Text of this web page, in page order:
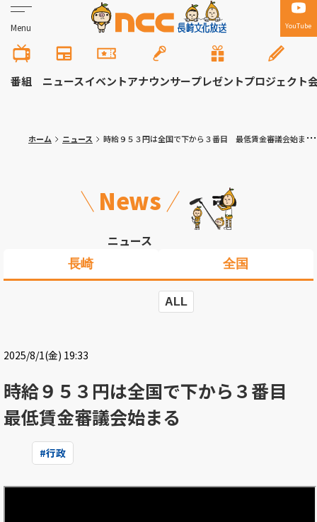
Menu YouTube
番組 ニュースイベントアナウンサープレゼントプロジェクト
ホーム ニュース 時給９５３円は全国で下から３番目 最低賃金審議会始まる
News
ニュース
長崎 全国
ALL
2025/8/1(金) 19:33
時給９５３円は全国で下から３番目
最低賃金審議会始まる
#行政